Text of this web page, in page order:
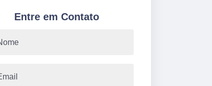
Entre em Contato